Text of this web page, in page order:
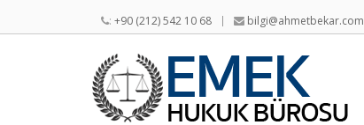
: +90 (212) 542 10 68 bilgi@ahmetbekar.com